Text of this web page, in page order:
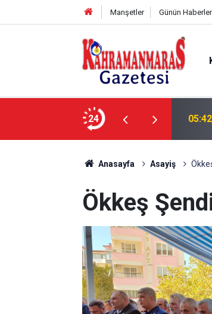
Manşetler Günün
24
Tamamlanıyor” 05:42
Anasayfa Asayiş
Ökkeş